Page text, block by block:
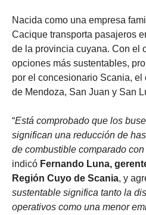
Nacida como una empresa
Cacique transporta pasajeros
de la provincia cuyana. Con el
opciones más sustentables,
por el concesionario Scania,
de Mendoza, San Juan y San
“Está comprobado que los
significan una reducción de
de combustible comparado
indicó Fernando Luna,
Región Cuyo de Scania, y
sustentable significa tanto la
operativos como una menor